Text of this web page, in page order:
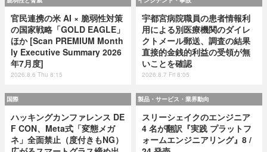
官民連携の米 AI × 脆弱性対策
の国家戦略「GOLD EAGLE」
ほか [Scan PREMIUM Month
ly Executive Summary 2026
年7月度]
2026.8.6 Thu 8:15
宇都宮病院職員の患者情報利
用による別医療機関のダイレ
クトメール郵送、調査の結果
直接的金銭的利益の受領が無
いことを確認
2026.8.7 Fri 8:05
国際
ハッキングカンファレンス DE
F CON、Meta式「変態メガ
ネ」全面禁止（度付きもNG）
製品・サービス・業界動向
スリーシェイクのエンジニア
4 名が翻訳『実践 プラットフ
ォームエンジニアリング』8 /